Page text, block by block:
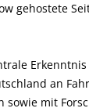
gehostete
Erkenntnis
an
sowie mit